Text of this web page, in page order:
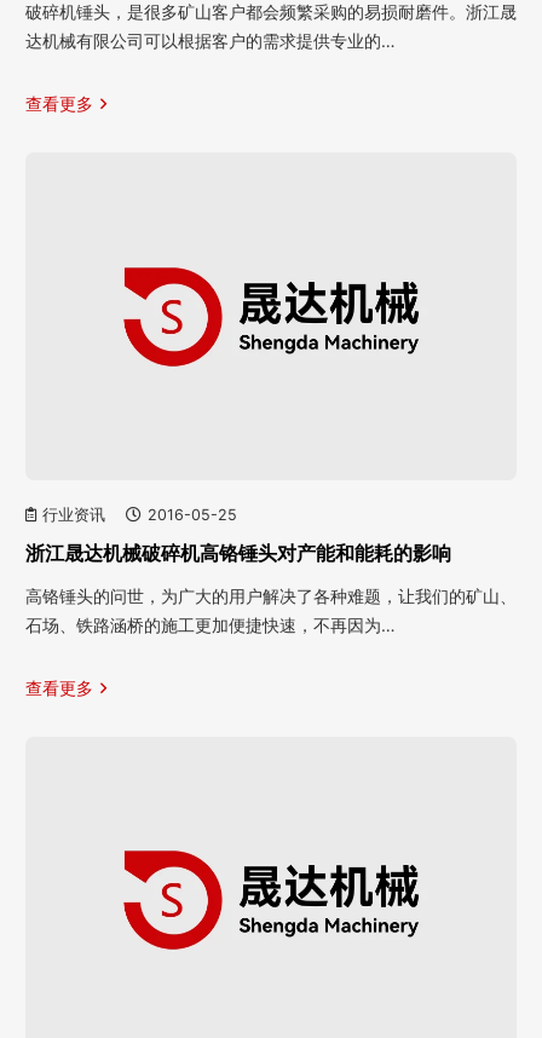
破碎机锤头，是很多矿山客户都会频繁采购的易损耐磨件。浙江晟
达机械有限公司可以根据客户的需求提供专业的…
查看更多
行业资讯 2016-05-25
浙江晟达机械破碎机高铬锤头对产能和能耗的影响
高铬锤头的问世，为广大的用户解决了各种难题，让我们的矿山、
石场、铁路涵桥的施工更加便捷快速，不再因为…
查看更多